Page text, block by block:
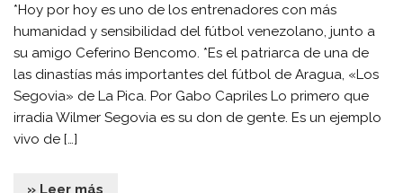
*Hoy por hoy es uno de los entrenadores con más
humanidad y sensibilidad del fútbol venezolano, junto a
su amigo Ceferino Bencomo. *Es el patriarca de una de
las dinastías más importantes del fútbol de Aragua, «Los
Segovia» de La Pica. Por Gabo Capriles Lo primero que
irradia Wilmer Segovia es su don de gente. Es un ejemplo
vivo de […]
» Leer más